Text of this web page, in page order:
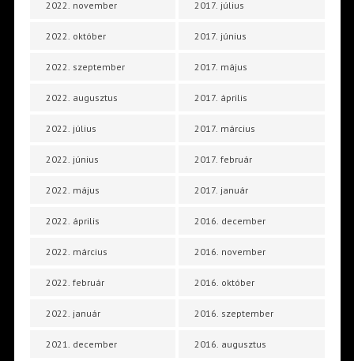
2022. november
2022. október
2022. szeptember
2022. augusztus
2022. július
2022. június
2022. május
2022. április
2022. március
2022. február
2022. január
2021. december
2017. július
2017. június
2017. május
2017. április
2017. március
2017. február
2017. január
2016. december
2016. november
2016. október
2016. szeptember
2016. augusztus